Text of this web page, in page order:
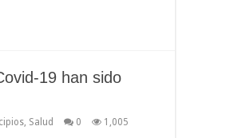
19 han sido
Salud 0 1,005